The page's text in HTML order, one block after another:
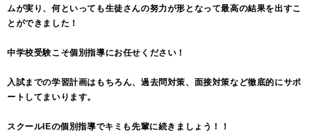
ムが実り、何といっても生徒さんの努力が形となって最高の結果を出すこ
とができました！
中学校受験こそ個別指導にお任せください！
入試までの学習計画はもちろん、過去問対策、面接対策など徹底的にサポ
ートしてまいります。
スクールIEの個別指導でキミも先輩に続きましょう！！